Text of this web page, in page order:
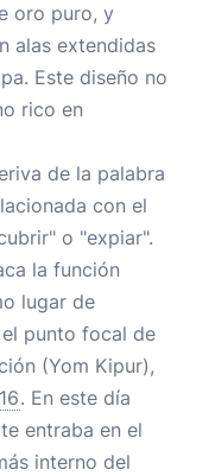
oro puro, y
alas extendidas
Este diseño no
rico en
de la palabra
con el
o "expiar".
la función
lugar de
punto focal de
(Yom Kipur),
. En este día
entraba en el
interno del